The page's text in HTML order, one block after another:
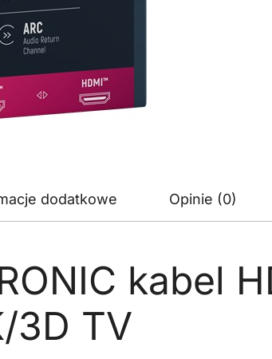
dodatkowe Opinie (0)
kabel
3D TV